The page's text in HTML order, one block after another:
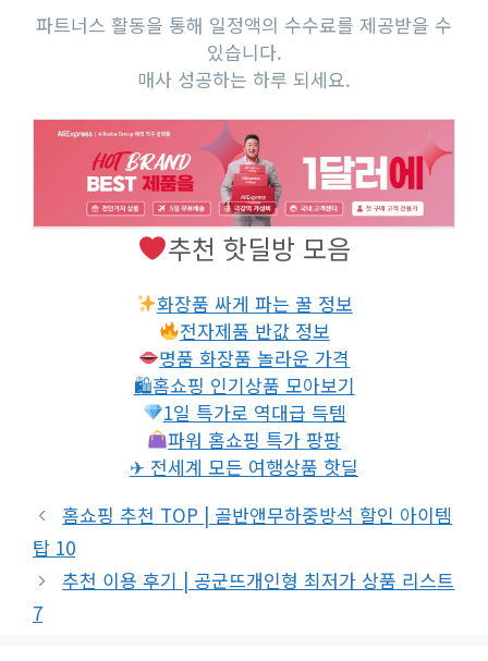
파트너스 활동을 통해 일정액의 수수료를 제공받을 수
있습니다.
매사 성공하는 하루 되세요.
추천 핫딜방 모음
화장품 싸게 파는 꿀 정보
전자제품 반값 정보
명품 화장품 놀라운 가격
🛍홈쇼핑 인기상품 모아보기
1일 특가로 역대급 득템
파워 홈쇼핑 특가 팡팡
✈ 전세계 모든 여행상품 핫딜
홈쇼핑 추천 TOP | 골반앤무하중방석 할인 아이템
탑 10
추천 이용 후기 | 공군뜨개인형 최저가 상품 리스트
7